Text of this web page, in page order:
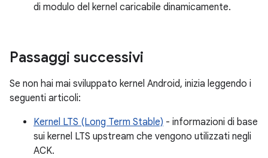
di modulo del kernel caricabile dinamicamente.
Passaggi successivi
Se non hai mai sviluppato kernel Android, inizia leggendo i
seguenti articoli:
Kernel LTS (Long Term Stable) - informazioni di base
sui kernel LTS upstream che vengono utilizzati negli
ACK.